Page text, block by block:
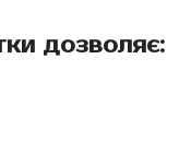
дозволяє: